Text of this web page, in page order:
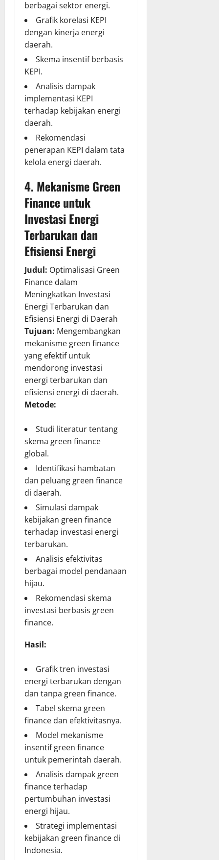
berbagai sektor energi.
Grafik korelasi KEPI
dengan kinerja energi
daerah.
Skema insentif berbasis
KEPI.
Analisis dampak
implementasi KEPI
terhadap kebijakan energi
daerah.
Rekomendasi
penerapan KEPI dalam tata
kelola energi daerah.
4. Mekanisme Green
Finance untuk
Investasi Energi
Terbarukan dan
Efisiensi Energi
Judul: Optimalisasi Green
Finance dalam
Meningkatkan Investasi
Energi Terbarukan dan
Efisiensi Energi di Daerah
Tujuan: Mengembangkan
mekanisme green finance
yang efektif untuk
mendorong investasi
energi terbarukan dan
efisiensi energi di daerah.
Metode:
Studi literatur tentang
skema green finance
global.
Identifikasi hambatan
dan peluang green finance
di daerah.
Simulasi dampak
kebijakan green finance
terhadap investasi energi
terbarukan.
Analisis efektivitas
berbagai model pendanaan
hijau.
Rekomendasi skema
investasi berbasis green
finance.
Hasil:
Grafik tren investasi
energi terbarukan dengan
dan tanpa green finance.
Tabel skema green
finance dan efektivitasnya.
Model mekanisme
insentif green finance
untuk pemerintah daerah.
Analisis dampak green
finance terhadap
pertumbuhan investasi
energi hijau.
Strategi implementasi
kebijakan green finance di
Indonesia.